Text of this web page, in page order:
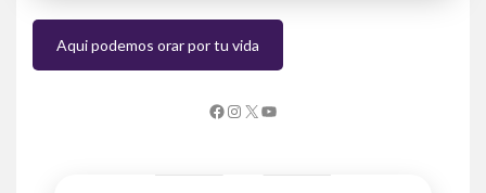
Aqui podemos orar por tu vida